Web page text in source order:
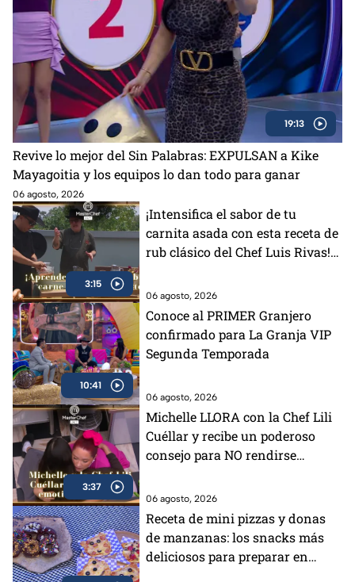
19:13
Revive lo mejor del Sin Palabras: EXPULSAN a Kike
Mayagoitia y los equipos lo dan todo para ganar
06 agosto, 2026
3:15
¡Intensifica el sabor de tu
carnita asada con esta receta de
rub clásico del Chef Luis Rivas!
06 agosto, 2026
10:41
Conoce al PRIMER Granjero
confirmado para La Granja VIP
Segunda Temporada
06 agosto, 2026
3:37
Michelle LLORA con la Chef Lili
Cuéllar y recibe un poderoso
consejo para NO rendirse
06 agosto, 2026
Receta de mini pizzas y donas
de manzanas: los snacks más
deliciosos para preparar en